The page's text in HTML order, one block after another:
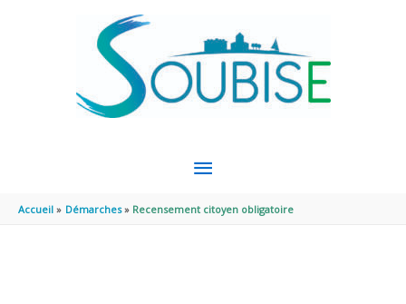
MENU
PRINCIPAL
Accueil Démarches Recensement citoyen obligatoire